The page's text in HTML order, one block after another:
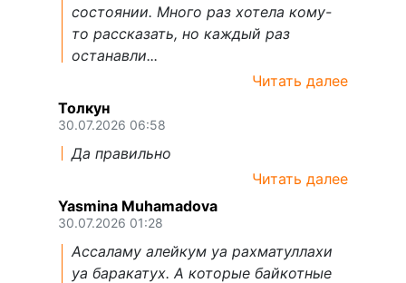
состоянии. Много раз хотела кому-
то рассказать, но каждый раз
останавли...
Читать далее
Толкун
30.07.2026 06:58
Да правильно
Читать далее
Yasmina Muhamadova
30.07.2026 01:28
Ассаламу алейкум уа рахматуллахи
уа баракатух. А которые байкотные